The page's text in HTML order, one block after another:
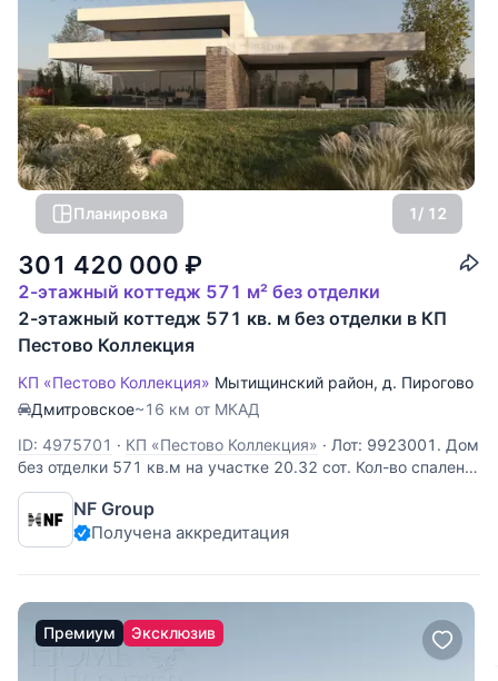
Планировка 1/ 12
301 420 000 ₽
2-этажный коттедж 571 м² без отделки
2-этажный коттедж 571 кв. м без отделки в КП
Пестово Коллекция
КП «Пестово Коллекция» Мытищинский район, д. Пирогово
Дмитровское~16 км от МКАД
ID: 4975701 · КП «Пестово Коллекция» · Лот: 9923001. Дом
без отделки 571 кв.м на участке 20.32 cот. Кол-во спален:
3. Кол-во с/у: 4. Поселок «Пирогово Коллекция».
Осташковское шоссе, 16 км от МКАД. Без комиссии для
покупателя. Двухэтажный дом площадью 571 м²
NF Group
Получена аккредитация
Премиум Эксклюзив